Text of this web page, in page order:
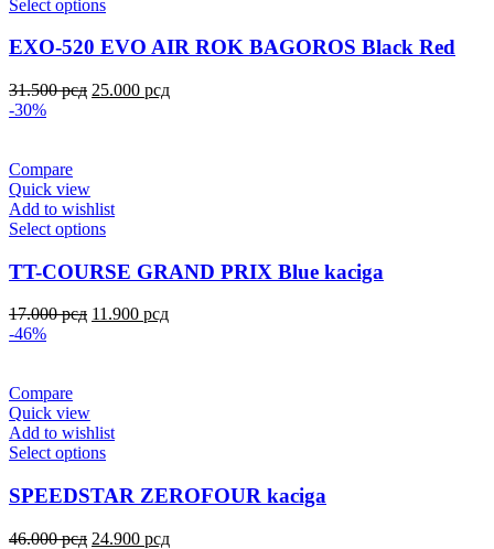
Select options
EXO-520 EVO AIR ROK BAGOROS Black Red
31.500рсд 25.000 рсд
-30%
Compare
Quick view
Add to wishlist
Select options
TT-COURSE GRAND PRIX Blue kaciga
17.000рсд 11.900 рсд
-46%
Compare
Quick view
Add to wishlist
Select options
SPEEDSTAR ZEROFOUR kaciga
46.000рсд 24.900 рсд